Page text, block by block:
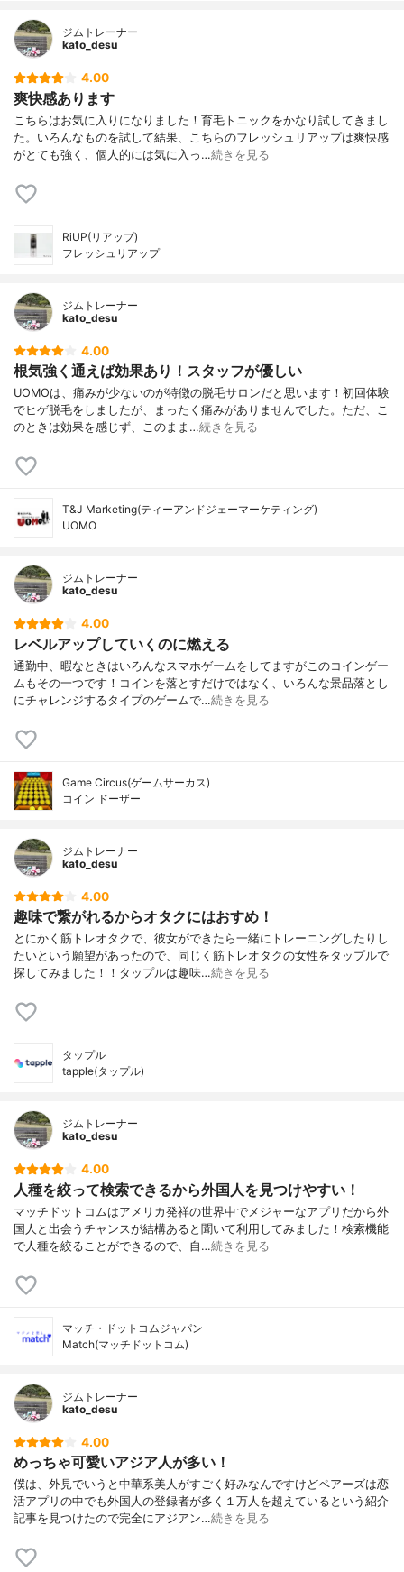
ジムトレーナー
kato_desu
4.00
爽快感あります
こちらはお気に入りになりました！育毛トニックをかなり試してきまし
た。いろんなものを試して結果、こちらのフレッシュリアップは爽快感
がとても強く、個人的には気に入っ…続きを見る
RiUP(リアップ)
フレッシュリアップ
ジムトレーナー
kato_desu
4.00
根気強く通えば効果あり！スタッフが優しい
UOMOは、痛みが少ないのが特徴の脱毛サロンだと思います！初回体験
でヒゲ脱毛をしましたが、まったく痛みがありませんでした。ただ、こ
のときは効果を感じず、このまま…続きを見る
T&J Marketing(ティーアンドジェーマーケティング)
UOMO
ジムトレーナー
kato_desu
4.00
レベルアップしていくのに燃える
通勤中、暇なときはいろんなスマホゲームをしてますがこのコインゲー
ムもその一つです！コインを落とすだけではなく、いろんな景品落とし
にチャレンジするタイプのゲームで…続きを見る
Game Circus(ゲームサーカス)
コイン ドーザー
ジムトレーナー
kato_desu
4.00
趣味で繋がれるからオタクにはおすめ！
とにかく筋トレオタクで、彼女ができたら一緒にトレーニングしたりし
たいという願望があったので、同じく筋トレオタクの女性をタップルで
探してみました！！タップルは趣味…続きを見る
タップル
tapple(タップル)
ジムトレーナー
kato_desu
4.00
人種を絞って検索できるから外国人を見つけやすい！
マッチドットコムはアメリカ発祥の世界中でメジャーなアプリだから外
国人と出会うチャンスが結構あると聞いて利用してみました！検索機能
で人種を絞ることができるので、自…続きを見る
マッチ・ドットコムジャパン
Match(マッチドットコム)
ジムトレーナー
kato_desu
4.00
めっちゃ可愛いアジア人が多い！
僕は、外見でいうと中華系美人がすごく好みなんですけどペアーズは恋
活アプリの中でも外国人の登録者が多く１万人を超えているという紹介
記事を見つけたので完全にアジアン…続きを見る